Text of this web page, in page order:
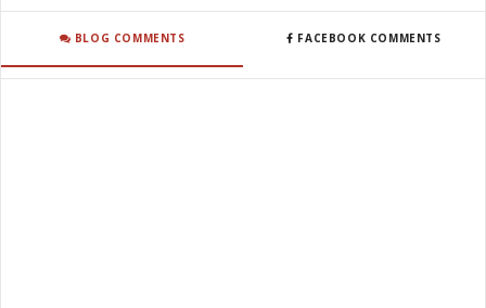
BLOG COMMENTS FACEBOOK COMMENTS